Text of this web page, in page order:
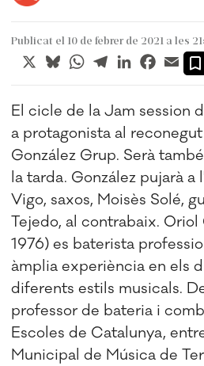
Publicat el 10 de febrer de 2021 a les
X BlueskyWhatsApp
TelegramLinkedIn
El cicle de la Jam session
a protagonista al
González Grup. Serà
la tarda. González pujarà a
Vigo, saxos, Moisès Solé,
Tejedo, al contrabaix. Oriol
1976) es baterista
àmplia experiència en els
diferents estils musicals.
professor de bateria i
Escoles de Catalunya,
Municipal de Música de